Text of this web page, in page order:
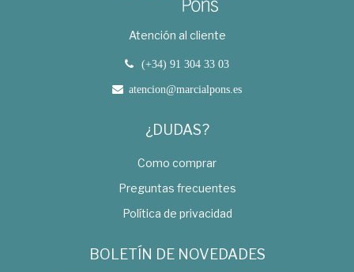
Atención al cliente
(+34) 91 304 33 03
atencion@marcialpons.es
¿DUDAS?
Como comprar
Preguntas frecuentes
Política de privacidad
BOLETÍN DE NOVEDADES